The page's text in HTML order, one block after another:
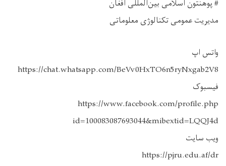
# پوهنتون اسلامی بین‌المللی افغان
مدیریت عمومی تکنالوژی معلوماتی
واتس اپ
https://chat.whatsapp.com/BeVv0HxTO6n5ryNxgab2V8
فیسبوک
https://www.facebook.com/profile.php
id=100083087693044&mibextid=LQQJ4d
ویب سایت
https://pjru.edu.af/dr